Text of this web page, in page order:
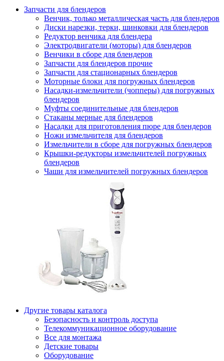
Запчасти для блендеров
Венчик, только металлическая часть для блендеров
Диски нарезки, терки, шинковки для блендеров
Редуктор венчика для блендера
Электродвигатели (моторы) для блендеров
Венчики в сборе для блендеров
Запчасти для блендеров прочие
Запчасти для стационарных блендеров
Моторные блоки для погружных блендеров
Насадки-измельчители (чопперы) для погружных
блендеров
Муфты соединительные для блендеров
Стаканы мерные для блендеров
Насадки для приготовления пюре для блендеров
Ножи измельчителя для блендеров
Измельчители в сборе для погружных блендеров
Крышки-редукторы измельчителей погружных
блендеров
Чаши для измельчителей погружных блендеров
Другие товары каталога
Безопасность и контроль доступа
Телекоммуникационное оборудование
Все для монтажа
Детские товары
Оборудование